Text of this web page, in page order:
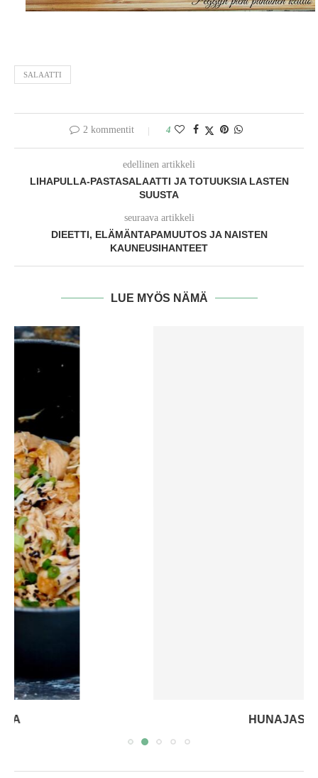
SALAATTI
2 kommentit 4
edellinen artikkeli
LIHAPULLA-PASTASALAATTI JA TOTUUKSIA LASTEN
SUUSTA
seuraava artikkeli
DIEETTI, ELÄMÄNTAPAMUUTOS JA NAISTEN
KAUNEUSIHANTEET
LUE MYÖS NÄMÄ